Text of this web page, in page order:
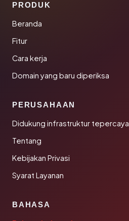
PRODUK
Beranda
Fitur
Cara kerja
Domain yang baru diperiksa
PERUSAHAAN
Didukung infrastruktur tepercaya
Tentang
Kebijakan Privasi
Syarat Layanan
BAHASA